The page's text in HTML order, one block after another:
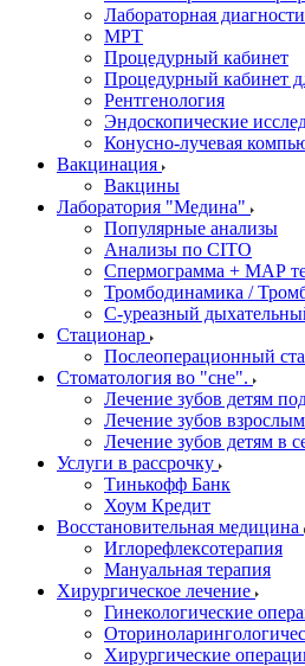
Лабораторная
МРТ
Процедурный кабинет
Процедурный кабинет
Рентгенология
Эндоскопические
Конусно-лучевая
Вакцинация
Вакцины
Лаборатория "Медина"
Популярные анализы
Анализы по CITO
Спермограмма + МАР
Тромбодинамика /
С-уреазный
Стационар
Послеоперационный
Стоматология во "сне".
Лечение зубов детям
Лечение зубов
Лечение зубов детям в
Услуги в рассрочку
Тинькофф Банк
Хоум Кредит
Восстановительная медицина
Иглорефлексотерапия
Мануальная терапия
Хирургическое лечение
Гинекологические
Хирургические